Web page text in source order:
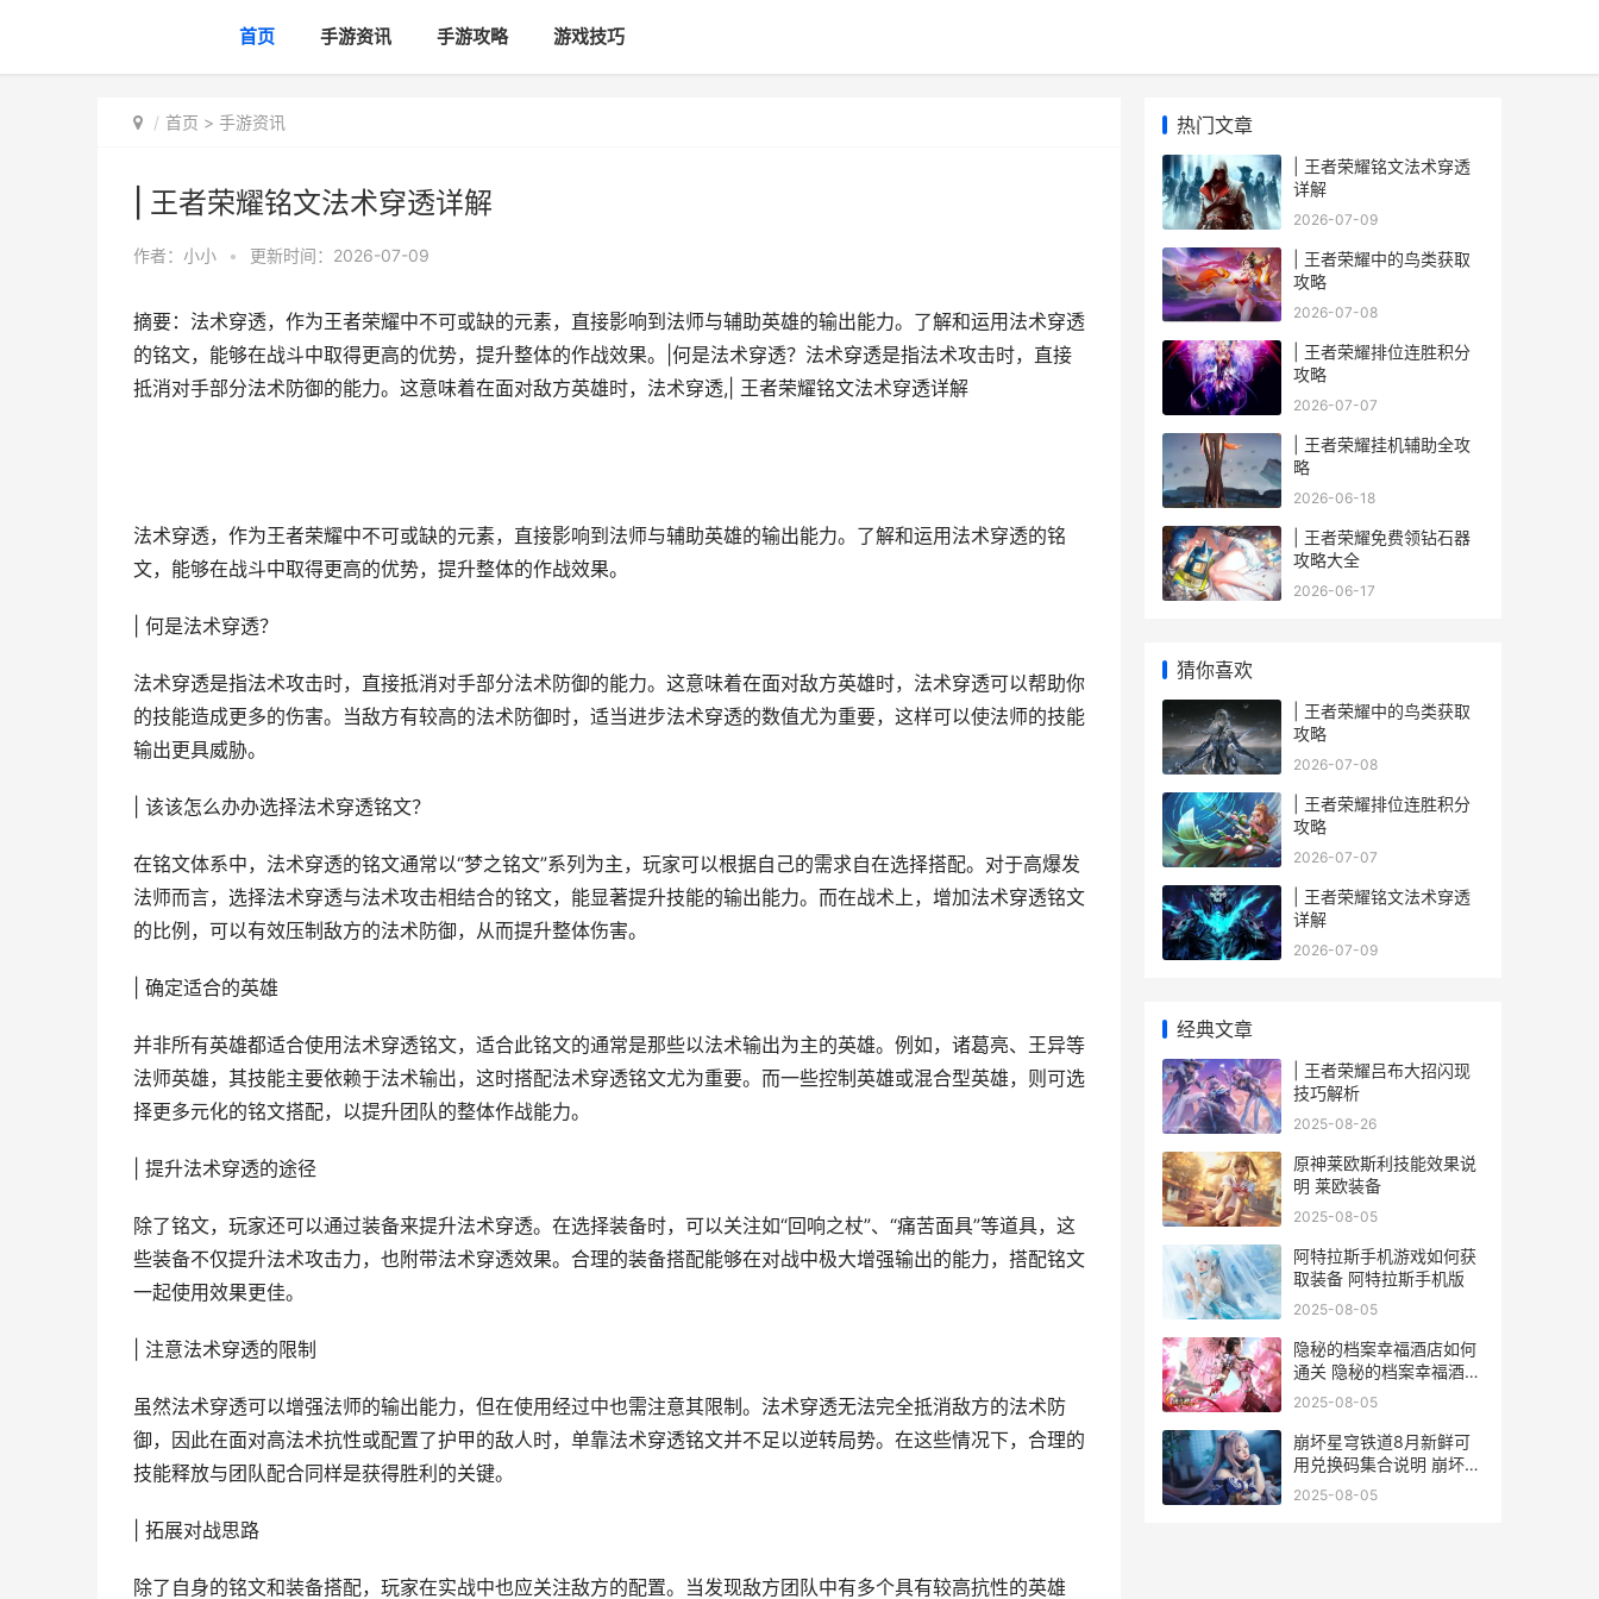
首页 手游资讯 手游攻略 游戏技巧
首页 > 手游资讯
| 王者荣耀铭文法术穿透详解
作者： 小小 • 更新时间：2026-07-09
摘要：法术穿透，作为王者荣耀中不可或缺的元素，直接影响到法师与辅助英雄的输出能力。了解和运用法术穿透
的铭文，能够在战斗中取得更高的优势，提升整体的作战效果。|何是法术穿透？法术穿透是指法术攻击时，直接
抵消对手部分法术防御的能力。这意味着在面对敌方英雄时，法术穿透,| 王者荣耀铭文法术穿透详解
法术穿透，作为王者荣耀中不可或缺的元素，直接影响到法师与辅助英雄的输出能力。了解和运用法术穿透的铭
文，能够在战斗中取得更高的优势，提升整体的作战效果。
| 何是法术穿透？
法术穿透是指法术攻击时，直接抵消对手部分法术防御的能力。这意味着在面对敌方英雄时，法术穿透可以帮助你
的技能造成更多的伤害。当敌方有较高的法术防御时，适当进步法术穿透的数值尤为重要，这样可以使法师的技能
输出更具威胁。
| 该该怎么办办选择法术穿透铭文？
在铭文体系中，法术穿透的铭文通常以“梦之铭文”系列为主，玩家可以根据自己的需求自在选择搭配。对于高爆发
法师而言，选择法术穿透与法术攻击相结合的铭文，能显著提升技能的输出能力。而在战术上，增加法术穿透铭文
的比例，可以有效压制敌方的法术防御，从而提升整体伤害。
| 确定适合的英雄
并非所有英雄都适合使用法术穿透铭文，适合此铭文的通常是那些以法术输出为主的英雄。例如，诸葛亮、王异等
法师英雄，其技能主要依赖于法术输出，这时搭配法术穿透铭文尤为重要。而一些控制英雄或混合型英雄，则可选
择更多元化的铭文搭配，以提升团队的整体作战能力。
| 提升法术穿透的途径
除了铭文，玩家还可以通过装备来提升法术穿透。在选择装备时，可以关注如“回响之杖”、“痛苦面具”等道具，这
些装备不仅提升法术攻击力，也附带法术穿透效果。合理的装备搭配能够在对战中极大增强输出的能力，搭配铭文
一起使用效果更佳。
| 注意法术穿透的限制
虽然法术穿透可以增强法师的输出能力，但在使用经过中也需注意其限制。法术穿透无法完全抵消敌方的法术防
御，因此在面对高法术抗性或配置了护甲的敌人时，单靠法术穿透铭文并不足以逆转局势。在这些情况下，合理的
技能释放与团队配合同样是获得胜利的关键。
| 拓展对战思路
除了自身的铭文和装备搭配，玩家在实战中也应关注敌方的配置。当发现敌方团队中有多个具有较高抗性的英雄
热门文章
| 王者荣耀铭文法术穿透
详解
2026-07-09
| 王者荣耀中的鸟类获取
攻略
2026-07-08
| 王者荣耀排位连胜积分
攻略
2026-07-07
| 王者荣耀挂机辅助全攻
略
2026-06-18
| 王者荣耀免费领钻石器
攻略大全
2026-06-17
猜你喜欢
| 王者荣耀中的鸟类获取
攻略
2026-07-08
| 王者荣耀排位连胜积分
攻略
2026-07-07
| 王者荣耀铭文法术穿透
详解
2026-07-09
经典文章
| 王者荣耀吕布大招闪现
技巧解析
2025-08-26
原神莱欧斯利技能效果说
明 莱欧装备
2025-08-05
阿特拉斯手机游戏如何获
取装备 阿特拉斯手机版
2025-08-05
隐秘的档案幸福酒店如何
通关 隐秘的档案幸福酒店
游戏攻略
2025-08-05
崩坏星穹铁道8月新鲜可
用兑换码集合说明 崩坏星
穹铁道80抽出金的概率
2025-08-05